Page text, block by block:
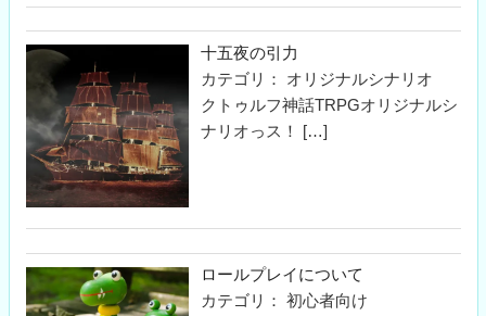
十五夜の引力
カテゴリ： オリジナルシナリオ
クトゥルフ神話TRPGオリジナルシ
ナリオっス！ […]
ロールプレイについて
カテゴリ： 初心者向け